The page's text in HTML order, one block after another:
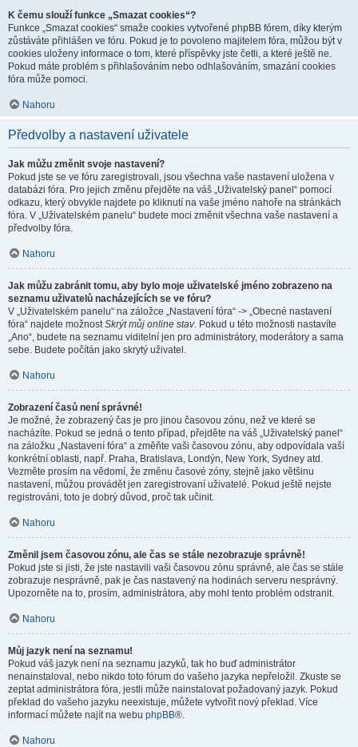
K čemu slouží funkce „Smazat cookies“?
Funkce „Smazat cookies“ smaže cookies vytvořené phpBB fórem, díky kterým
zůstáváte přihlášen ve fóru. Pokud je to povoleno majitelem fóra, můžou být v
cookies uloženy informace o tom, které příspěvky jste četli, a které ještě ne.
Pokud máte problém s přihlašováním nebo odhlašováním, smazání cookies
fóra může pomoci.
Nahoru
Předvolby a nastavení uživatele
Jak můžu změnit svoje nastavení?
Pokud jste se ve fóru zaregistrovali, jsou všechna vaše nastavení uložena v
databázi fóra. Pro jejich změnu přejděte na váš „Uživatelský panel“ pomocí
odkazu, který obvykle najdete po kliknutí na vaše jméno nahoře na stránkách
fóra. V „Uživatelském panelu“ budete moci změnit všechna vaše nastavení a
předvolby fóra.
Nahoru
Jak můžu zabránit tomu, aby bylo moje uživatelské jméno zobrazeno na
seznamu uživatelů nacházejících se ve fóru?
V „Uživatelském panelu“ na záložce „Nastavení fóra“ -> „Obecné nastavení
fóra“ najdete možnostSkrýt můj online stav. Pokud u této možnosti nastavíte
„Ano“, budete na seznamu viditelní jen pro administrátory, moderátory a sama
sebe. Budete počítán jako skrytý uživatel.
Nahoru
Zobrazení časů není správné!
Je možné, že zobrazený čas je pro jinou časovou zónu, než ve které se
nacházíte. Pokud se jedná o tento případ, přejděte na váš „Uživatelský panel“
na záložku „Nastavení fóra“ a změňte vaši časovou zónu, aby odpovídala vaší
konkrétní oblasti, např. Praha, Bratislava, Londýn, New York, Sydney atd.
Vezměte prosím na vědomí, že změnu časové zóny, stejně jako většinu
nastavení, můžou provádět jen zaregistrovaní uživatelé. Pokud ještě nejste
registrováni, toto je dobrý důvod, proč tak učinit.
Nahoru
Změnil jsem časovou zónu, ale čas se stále nezobrazuje správně!
Pokud jste si jisti, že jste nastavili vaši časovou zónu správně, ale čas se stále
zobrazuje nesprávně, pak je čas nastavený na hodinách serveru nesprávný.
Upozorněte na to, prosím, administrátora, aby mohl tento problém odstranit.
Nahoru
Můj jazyk není na seznamu!
Pokud váš jazyk není na seznamu jazyků, tak ho buď administrátor
nenainstaloval, nebo nikdo toto fórum do vašeho jazyka nepřeložil. Zkuste se
zeptat administrátora fóra, jestli může nainstalovat požadovaný jazyk. Pokud
překlad do vašeho jazyku neexistuje, můžete vytvořit nový překlad. Více
informací můžete najít na webu phpBB®.
Nahoru